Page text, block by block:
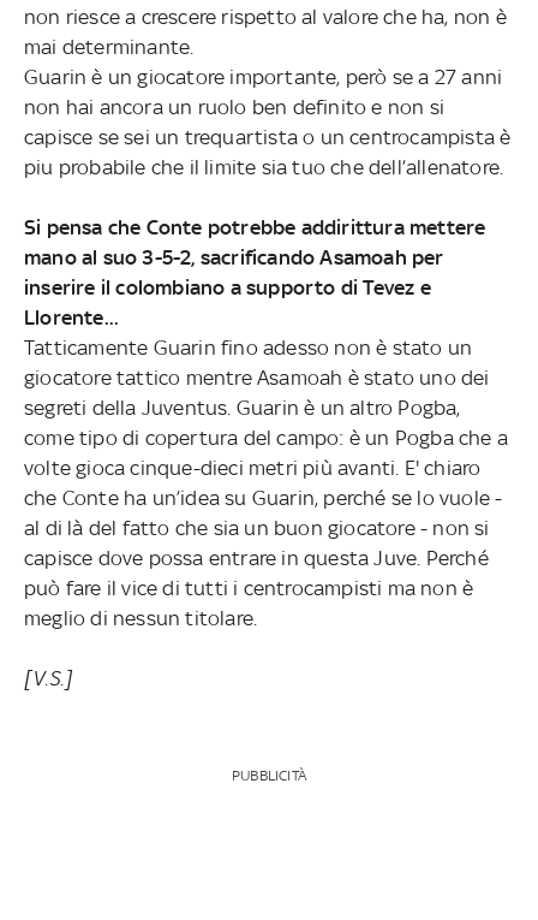
non riesce a crescere rispetto al valore che ha, non è
mai determinante.
Guarin è un giocatore importante, però se a 27 anni
non hai ancora un ruolo ben definito e non si
capisce se sei un trequartista o un centrocampista è
piu probabile che il limite sia tuo che dell’allenatore.
Si pensa che Conte potrebbe addirittura mettere
mano al suo 3-5-2, sacrificando Asamoah per
inserire il colombiano a supporto di Tevez e
Llorente...
Tatticamente Guarin fino adesso non è stato un
giocatore tattico mentre Asamoah è stato uno dei
segreti della Juventus. Guarin è un altro Pogba,
come tipo di copertura del campo: è un Pogba che a
volte gioca cinque-dieci metri più avanti. E' chiaro
che Conte ha un’idea su Guarin, perché se lo vuole -
al di là del fatto che sia un buon giocatore - non si
capisce dove possa entrare in questa Juve. Perché
può fare il vice di tutti i centrocampisti ma non è
meglio di nessun titolare.
[V.S.]
PUBBLICITÀ